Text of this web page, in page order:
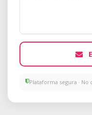
Plataforma segura ·